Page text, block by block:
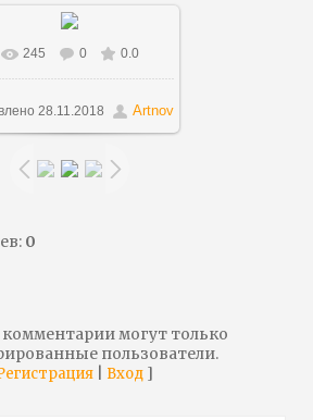
В реальном размере
900x1146 / 478.9Kb
245 0 0.0
28.11.2018 Artnov
: 0
могут только
пользователи.
Вход ]